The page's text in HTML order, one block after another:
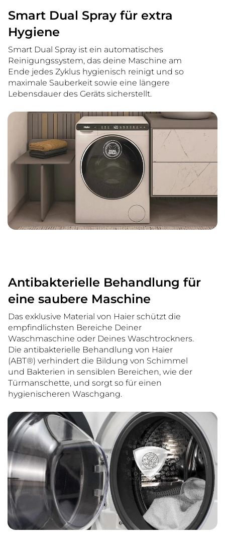
Smart Dual Spray für extra
Hygiene
Smart Dual Spray ist ein automatisches
Reinigungssystem, das deine Maschine am
Ende jedes Zyklus hygienisch reinigt und so
maximale Sauberkeit sowie eine längere
Lebensdauer des Geräts sicherstellt.
Antibakterielle Behandlung für
eine saubere Maschine
Das exklusive Material von Haier schützt die
empfindlichsten Bereiche Deiner
Waschmaschine oder Deines Waschtrockners.
Die antibakterielle Behandlung von Haier
(ABT®) verhindert die Bildung von Schimmel
und Bakterien in sensiblen Bereichen, wie der
Türmanschette, und sorgt so für einen
hygienischeren Waschgang.